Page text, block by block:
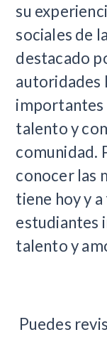
su
sociales de
destacado
autoridades
importantes
talento y
comunidad.
conocer las
tiene hoy y
estudiantes
talento y
Puedes